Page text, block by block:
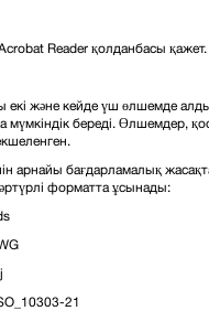
Reader қолданбасы қажет.
екі және кейде үш өлшемде
мүмкіндік береді. Өлшемдер,
бағдарламалық
форматта ұсынады:
21